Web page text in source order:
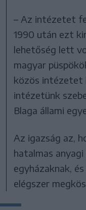
– Az intézetet
1990 után ezt
lehetőség lett
magyar
közös intézetet
intézetünk
Blaga állami
Az igazság az,
hatalmas
egyházaknak,
elégszer